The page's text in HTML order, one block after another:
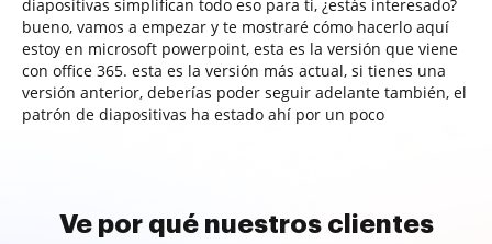
diapositivas simplifican todo eso para ti, ¿estás interesado?
bueno, vamos a empezar y te mostraré cómo hacerlo aquí
estoy en microsoft powerpoint, esta es la versión que viene
con office 365. esta es la versión más actual, si tienes una
versión anterior, deberías poder seguir adelante también, el
patrón de diapositivas ha estado ahí por un poco
Ve por qué nuestros clientes